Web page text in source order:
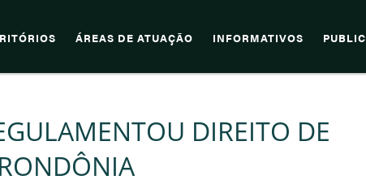
ÁREAS DE ATUAÇÃO INFORMATIVOS
DIREITO DE